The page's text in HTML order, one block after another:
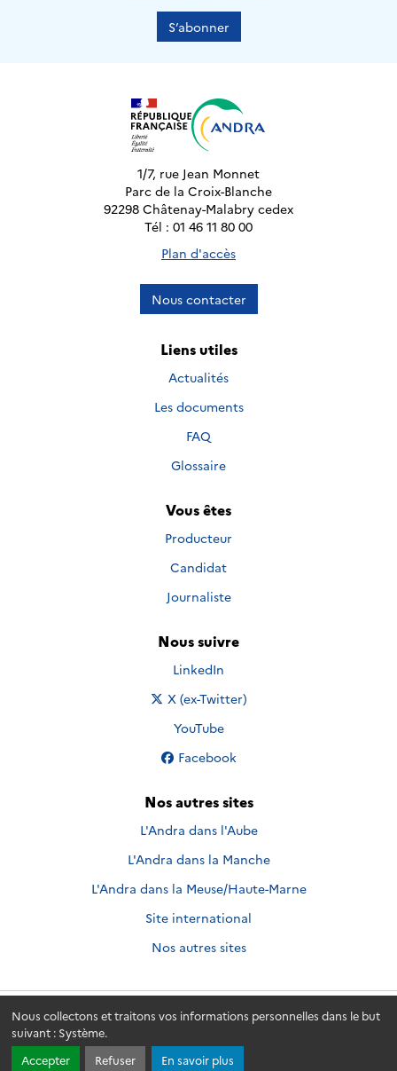
Nous collectons et traitons vos informations personnelles dans le but
suivant : Système.
Accepter
Refuser En savoir plus
S’abonner
1/7, rue Jean Monnet
Parc de la Croix-Blanche
92298 Châtenay-Malabry cedex
Tél : 01 46 11 80 00
Plan d'accès
Nous contacter
Liens utiles
Actualités
Les documents
FAQ
Glossaire
Vous êtes
Producteur
Candidat
Journaliste
Nous suivre
Nous suivre sur
LinkedIn
Nous suivre sur
X (ex-Twitter)
Nous suivre sur
YouTube
Nous suivre sur
Facebook
Nos autres sites
L'Andra dans l'Aube
L'Andra dans la Manche
L'Andra dans la Meuse/Haute-Marne
Site international
Nos autres sites
Andra.fr © 2026 - Andra. Tous droits réservés.